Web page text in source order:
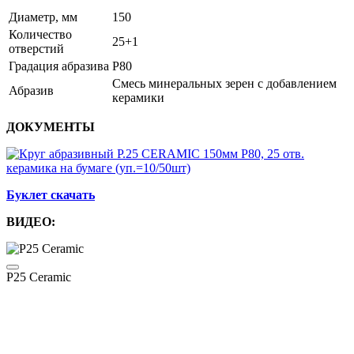
Диаметр, мм
150
Количество
отверстий
25+1
Градация абразива P80
Абразив
Смесь минеральных зерен с добавлением
керамики
ДОКУМЕНТЫ
Буклет скачать
ВИДЕО:
P25 Ceramic